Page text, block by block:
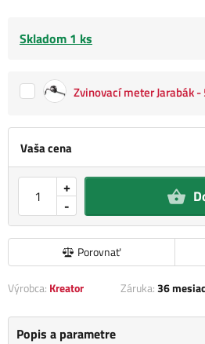
Vaša cena
-
+
Porovnať
Skladom 1 ks
Zvinovací meter Jarabák -
Výrobca: Kreator Záruka:36
Popis a parametre